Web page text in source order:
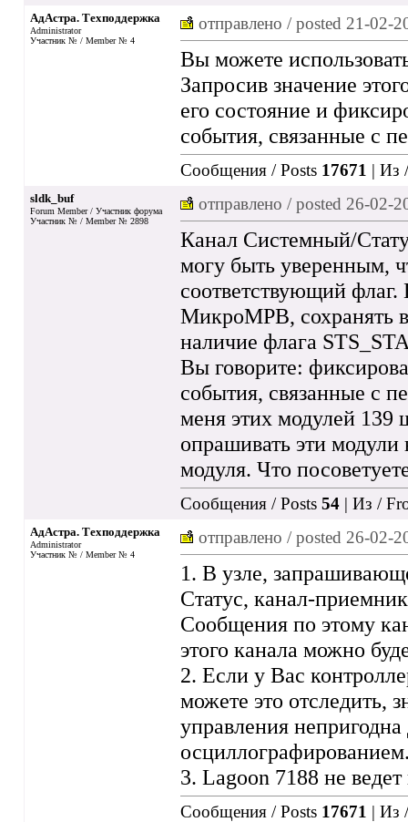
АдАстра. Техподдержка
Administrator
Участник № / Member № 4
отправлено / posted 21-02-
Вы можете
Запросив значение
его состояние и
события, связанные с
Сообщения / Posts 17671 | Из
sldk_buf
Forum Member / Участник форума
Участник № / Member № 2898
отправлено / posted 26-02-
Канал Системный/
могу быть уверенным,
соответствующий
МикроМРВ, сохранять в
наличие флага
Вы говорите:
события, связанные с
меня этих модулей 139
опрашивать эти модули
модуля. Что
Сообщения / Posts 54| Из /
АдАстра. Техподдержка
Administrator
Участник № / Member № 4
отправлено / posted 26-02-
1. В узле,
Статус, канал-
Сообщения по этому
этого канала можно
2. Если у Вас
можете это отследить,
управления
3. Lagoon 7188 не
Сообщения / Posts 17671 | Из